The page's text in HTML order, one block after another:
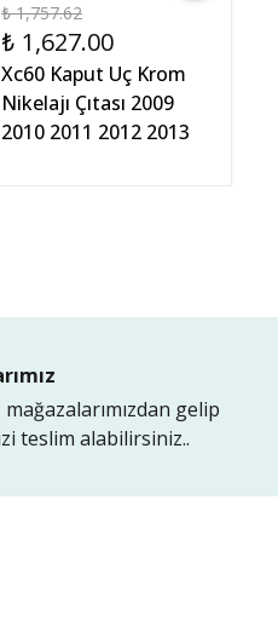
₺ 1,757.62
₺ 1,627.00
Xc60 Kaput Uç Krom
Nikelajı Çıtası 2009
2010 2011 2012 2013
gelip
teslim alabilirsiniz..